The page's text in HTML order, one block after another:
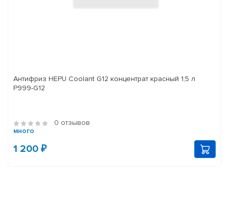
Антифриз HEPU Coolant G12 концентрат красный 1,5 л
P999-G12
0 отзывов
много
1 200 ₽